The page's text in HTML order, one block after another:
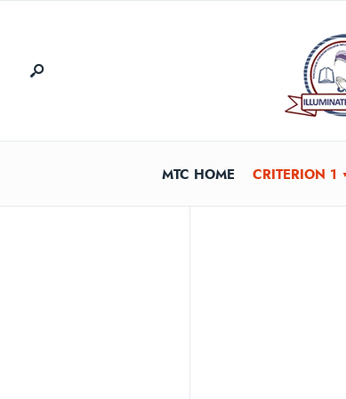
MTC HOME CRITERION 1